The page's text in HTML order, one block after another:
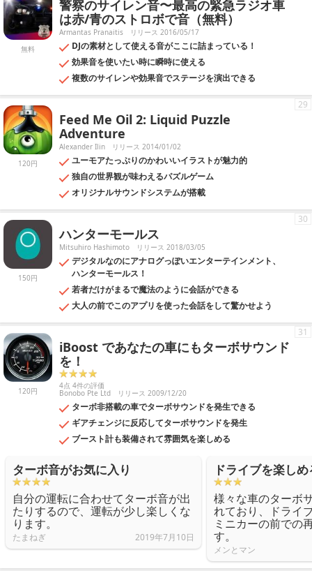
無料
警察のサイレン音〜最高の緊急ラジオ車
は赤/青のストロボで音（無料）
Armantas Pranaitis リリース 2016/05/17
DJの素材として使える音がここに詰まっている！
効果音を使いたい時に瞬時に使える
複数のサイレンや効果音でステージを演出できる
120円
Feed Me Oil 2: Liquid Puzzle
Adventure
Alexander Ilin リリース 2014/01/02
ユーモアたっぷりのかわいいイラストが魅力的
独自の世界観が味わえるパズルゲーム
オリジナルサウンドシステムが搭載
29
150円
ハンターモールス
Mitsuhiro Hashimoto リリース 2018/03/05
デジタルなのにアナログっぽいエンターテインメント、
ハンターモールス！
若者だけがまるで魔法のように会話ができる
大人の前でこのアプリを使った会話をして驚かせよう
30
120円
iBoost であなたの車にもターボサウンド
を！
4点 4件の評価
Bonobo Pte Ltd リリース 2009/12/20
ターボ非搭載の車でターボサウンドを発生できる
ギアチェンジに反応してターボサウンドを発生
ブースト計も装備されて雰囲気を楽しめる
31
ターボ音がお気に入り
自分の運転に合わせてターボ音が出
たりするので、運転が少し楽しくな
ります。
たまねぎ 2019年7月10日
ドライブを楽しめ
様々な車のターボ
れており、ドライ
ミニカーの前での
す。
メンとマン